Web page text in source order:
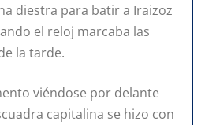
diestra para batir a Iraizoz
el reloj marcaba las
la tarde.
viéndose por delante
capitalina se hizo con